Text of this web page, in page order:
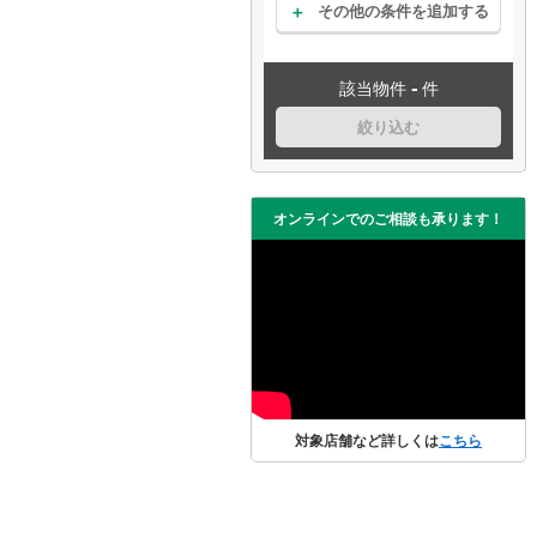
その他の条件を追加する
該当物件 - 件
絞り込む
オンラインでのご相談も承ります！
対象店舗など詳しくはこちら